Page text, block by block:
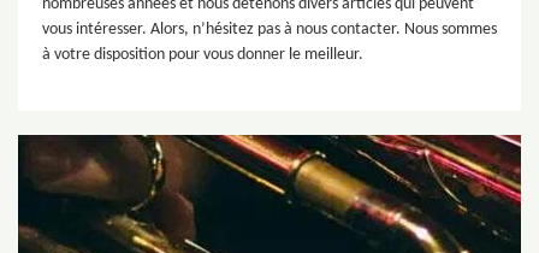
nombreuses années et nous détenons divers articles qui peuvent
vous intéresser. Alors, n’hésitez pas à nous contacter. Nous sommes
à votre disposition pour vous donner le meilleur.